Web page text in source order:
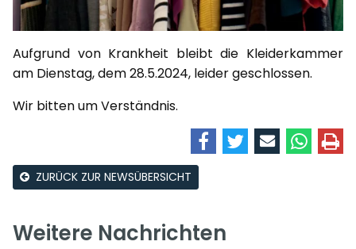
Aufgrund von Krankheit bleibt die Kleiderkammer
am Dienstag, dem 28.5.2024, leider geschlossen.
Wir bitten um Verständnis.
ZURÜCK ZUR NEWSÜBERSICHT
Weitere Nachrichten